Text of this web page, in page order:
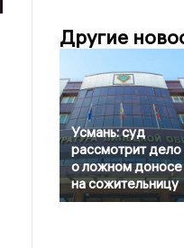
Другие
Усмань: суд
рассмотрит дело
о ложном доносе
на сожительницу